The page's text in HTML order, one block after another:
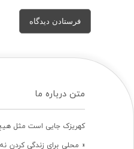
متن درباره ما
کهریزک جایی است مثل
« محلی برای زندگی کردن